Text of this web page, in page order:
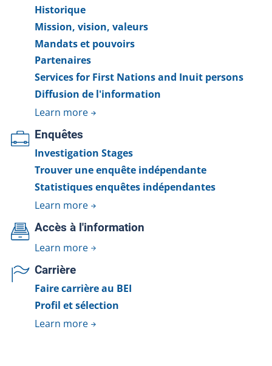
Historique
Mission, vision, valeurs
Mandats et pouvoirs
Partenaires
Services for First Nations and Inuit persons
Diffusion de l'information
Learn more
Enquêtes
Investigation Stages
Trouver une enquête indépendante
Statistiques enquêtes indépendantes
Learn more
Accès à l'information
Learn more
Carrière
Faire carrière au BEI
Profil et sélection
Learn more